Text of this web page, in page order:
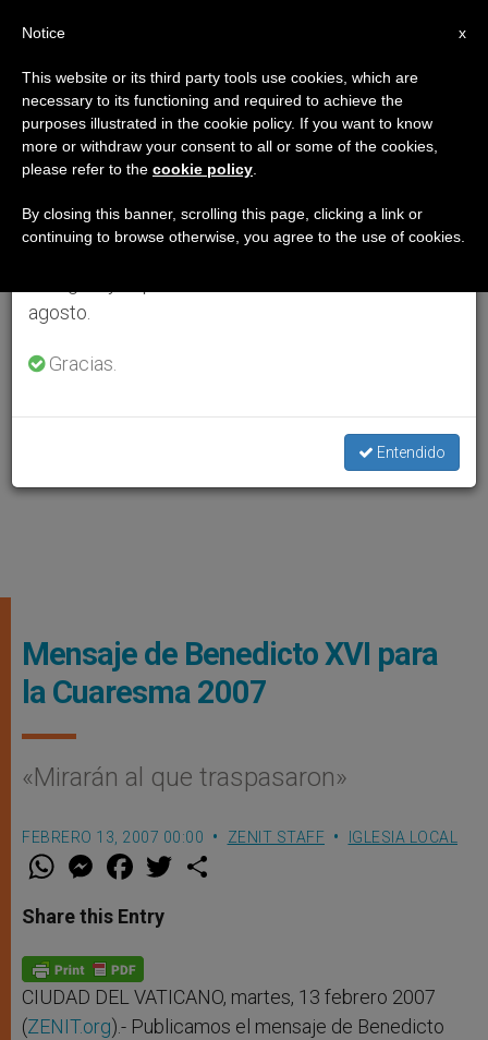
Mensaje de Benedicto XVI para
la Cuaresma 2007
«Mirarán al que traspasaron»
FEBRERO 13, 2007 00:00 ZENIT STAFF IGLESIA LOCAL
W
t
s
p
p
M
e
s
e
g
e
r
F
a
e
b
o
k
w
Share this Entry
CIUDAD DEL VATICANO, martes, 13 febrero 2007
(ZENIT.org).- Publicamos el mensaje de Benedicto
×
Aviso importante
Del 27 de julio al 7 de agosto haremos la pausa
anual, aprovechando que en el periodo de verano
se generan menos informaciones y también el
agosto.
Gracias.
Entendido
x
Notice
This website or its third party tools use cookies, which are
necessary to its functioning and required to achieve the
purposes illustrated in the cookie policy. If you want to know
more or withdraw your consent to all or some of the cookies,
please refer to the cookie policy
By closing this banner, scrolling this page, clicking a link or
continuing to browse otherwise, you agree to the use of cookies.